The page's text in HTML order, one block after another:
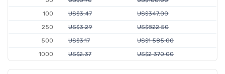
100
US$3.47
US$347.00
250
US$3.29
US$822.50
500
US$3.17
US$1 585.00
1000
US$2.37 US$2 370.00